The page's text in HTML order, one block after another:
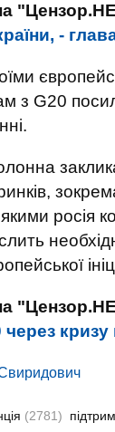
-
з G20
росія
через
(2781)